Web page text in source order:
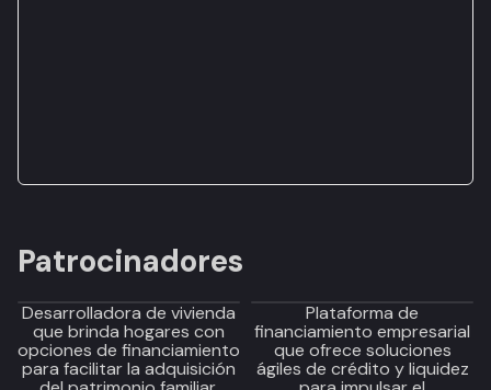
Patrocinadores
Desarrolladora de vivienda
que brinda hogares con
opciones de financiamiento
para facilitar la adquisición
Plataforma de
financiamiento empresarial
que ofrece soluciones
ágiles de crédito y liquidez